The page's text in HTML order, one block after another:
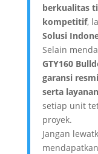
berkualitas
kompetitif,
Solusi
Selain
GTY160
garansi
serta
setiap unit
proyek.
Jangan